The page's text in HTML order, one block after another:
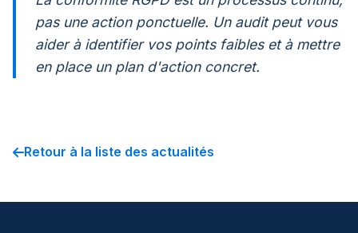
pas une action ponctuelle. Un audit peut vous
aider à identifier vos points faibles et à mettre
en place un plan d'action concret.
Retour à la liste des actualités